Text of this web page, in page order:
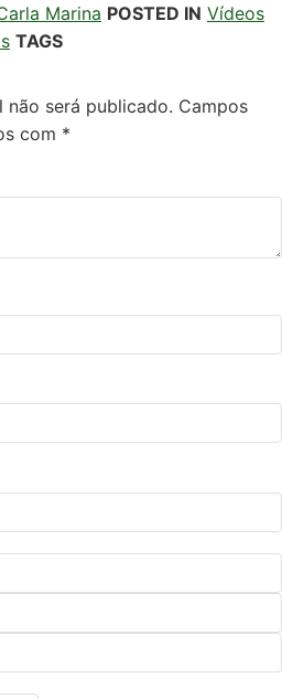
Marina POSTED IN Vídeos
TAGS
não será publicado. Campos
com *